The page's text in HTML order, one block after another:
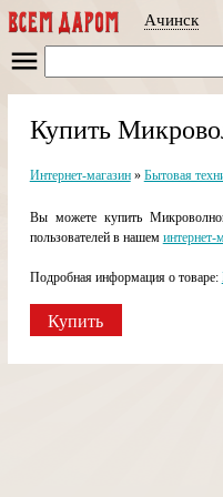
Ачинск
Купить
Интернет-магазин» Бытовая
Вы можете купить
пользователей в нашем интернет-
Подробная информация о товаре:
Купить